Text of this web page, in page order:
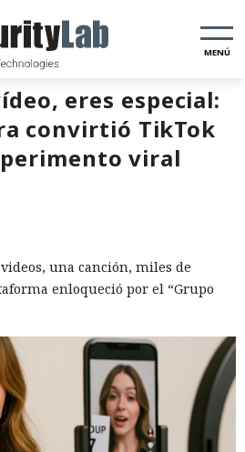
MENÚ
eres especial:
convirtió TikTok
viral
una canción, miles de
enloqueció por el “Grupo